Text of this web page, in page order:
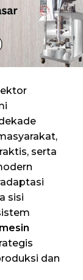
serta
sisi
mesin
dan